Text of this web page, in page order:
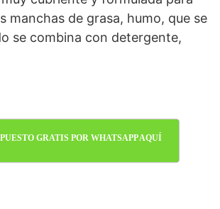
manchas de grasa, humo, que se
se combina con detergente,
GRATIS POR WHATSAPP AQUÍ